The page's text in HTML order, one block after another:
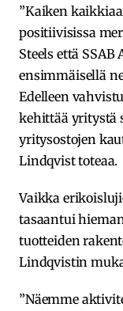
”Kaiken
positiivisissa
Steels että
ensimmäisellä
Edelleen
kehittää yritystä
yritysostojen
Lindqvist toteaa.
Vaikka
tasaantui
tuotteiden
Lindqvistin
”Näemme